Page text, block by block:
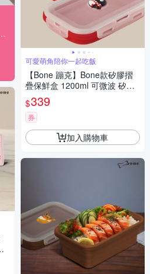
可愛萌角陪你一起吃飯
【Bone 蹦克】Bone款矽膠摺
疊保鮮盒 1200ml 可微波 矽膠
保鮮盒 摺疊保鮮盒
$339
券
加入購物車